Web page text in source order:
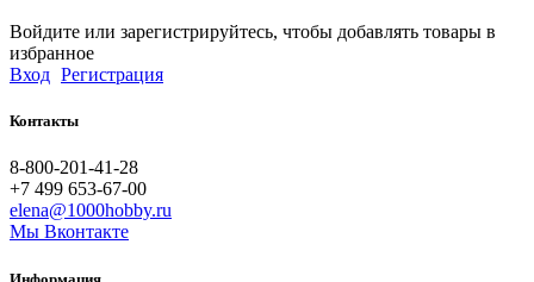
Войдите или зарегистрируйтесь, чтобы добавлять товары в
избранное
Вход Регистрация
Контакты
8-800-201-41-28
+7 499 653-67-00
elena@1000hobby.ru
Мы Вконтакте